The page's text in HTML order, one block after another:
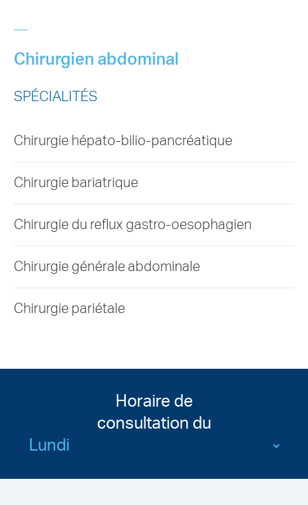
Chirurgien abdominal
SPÉCIALITÉS
Chirurgie hépato-bilio-pancréatique
Chirurgie bariatrique
Chirurgie du reflux gastro-oesophagien
Chirurgie générale abdominale
Chirurgie pariétale
Horaire de
consultation du